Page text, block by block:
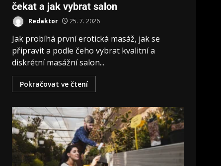
čekat a jak vybrat salon
Redaktor 25. 7. 2026
Jak probíhá první erotická masáž, jak se
připravit a podle čeho vybrat kvalitní a
diskrétní masážní salon...
Pokračovat ve čtení